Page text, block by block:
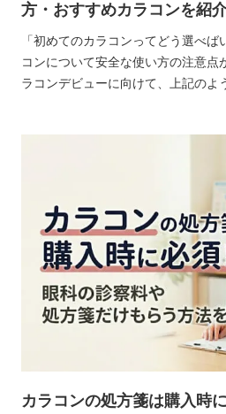
方・おすすめカラコンを紹
「初めてのカラコンってどう選べ
コンについて安全な使い方の注意点
ラコンデビューに向けて、上記のよ
カラコンの処方箋は購入時